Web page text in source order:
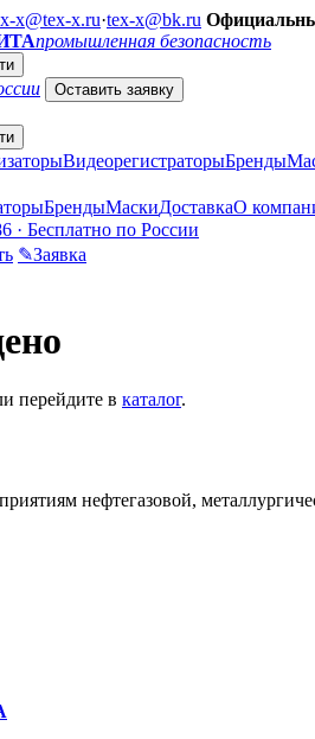
x@tex-x.ru·tex-x@bk.ru
промышленная безопасность
Оставить заявку
ВидеорегистраторыБренды
БрендыМаскиДоставкаО
· Бесплатно по России
✎Заявка
перейдите в каталог.
нефтегазовой,